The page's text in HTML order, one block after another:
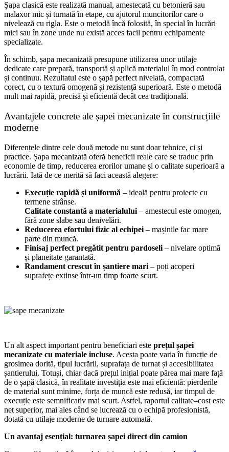
Șapa clasică este realizată manual, amestecată cu betonieră sau
malaxor mic și turnată în etape, cu ajutorul muncitorilor care o
nivelează cu rigla. Este o metodă încă folosită, în special în lucrări
mici sau în zone unde nu există acces facil pentru echipamente
specializate.
În schimb, șapa mecanizată presupune utilizarea unor utilaje
dedicate care prepară, transportă și aplică materialul în mod controlat
și continuu. Rezultatul este o șapă perfect nivelată, compactată
corect, cu o textură omogenă și rezistență superioară. Este o metodă
mult mai rapidă, precisă și eficientă decât cea tradițională.
Avantajele concrete ale șapei mecanizate în construcțiile
moderne
Diferențele dintre cele două metode nu sunt doar tehnice, ci și
practice. Șapa mecanizată oferă beneficii reale care se traduc prin
economie de timp, reducerea erorilor umane și o calitate superioară a
lucrării. Iată de ce merită să faci această alegere:
Execuție rapidă și uniformă – ideală pentru proiecte cu
termene strânse.
Calitate constantă a materialului – amestecul este omogen,
fără zone slabe sau denivelări.
Reducerea efortului fizic al echipei – mașinile fac mare
parte din muncă.
Finisaj perfect pregătit pentru pardoseli – nivelare optimă
și planeitate garantată.
Randament crescut în șantiere mari – poți acoperi
suprafețe extinse într-un timp foarte scurt.
Un alt aspect important pentru beneficiari este prețul șapei
mecanizate cu materiale incluse. Acesta poate varia în funcție de
grosimea dorită, tipul lucrării, suprafața de turnat și accesibilitatea
șantierului. Totuși, chiar dacă prețul inițial poate părea mai mare față
de o șapă clasică, în realitate investiția este mai eficientă: pierderile
de material sunt minime, forța de muncă este redusă, iar timpul de
execuție este semnificativ mai scurt. Astfel, raportul calitate–cost este
net superior, mai ales când se lucrează cu o echipă profesionistă,
dotată cu utilaje moderne de turnare automată.
Un avantaj esențial: turnarea șapei direct din camion